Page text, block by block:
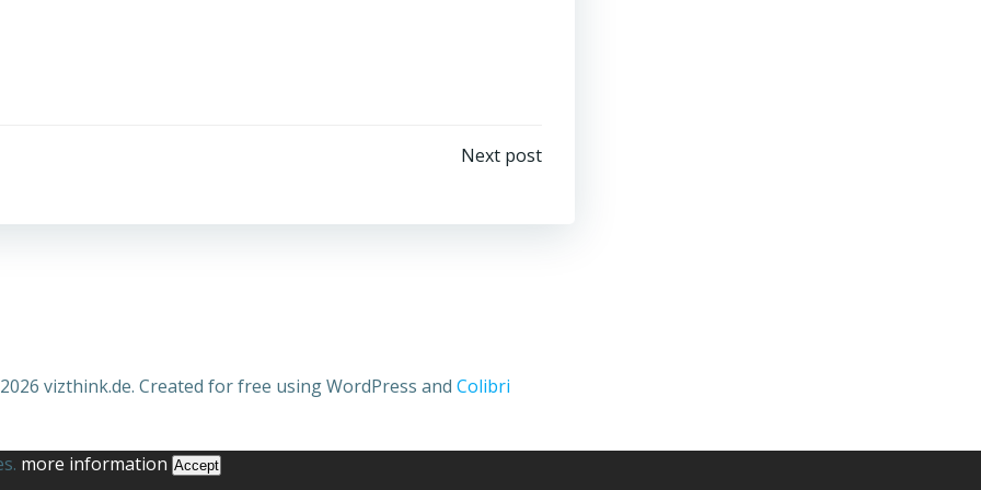
Next post
vizthink.de. Created for free using WordPress and Colibri
more information Accept